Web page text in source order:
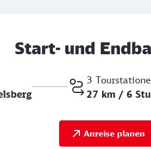
Start- und
3
27 km / 6
Anreise planen